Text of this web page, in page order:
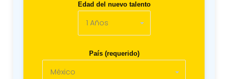
Edad del nuevo talento
País (requerido)